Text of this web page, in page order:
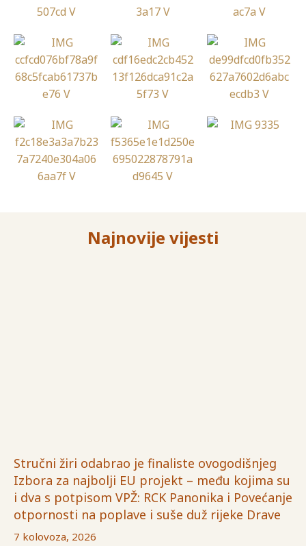
Najnovije vijesti
Stručni žiri odabrao je finaliste ovogodišnjeg
Izbora za najbolji EU projekt – među kojima su
i dva s potpisom VPŽ: RCK Panonika i Povećanje
otpornosti na poplave i suše duž rijeke Drave
7 kolovoza, 2026